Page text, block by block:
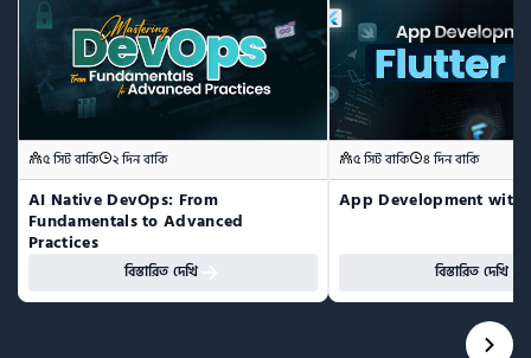
৫ সিট বাকি ২ দিন বাকি
AI Native DevOps: From
Fundamentals to Advanced
Practices
বিস্তারিত দেখি
৫ সিট বাকি ৪ দিন বাকি
App Development with
বিস্তারিত দেখি